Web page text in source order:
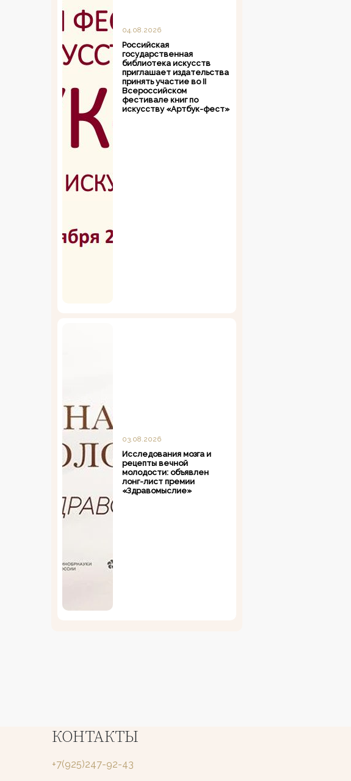
04.08.2026
Российская
государственная
библиотека искусств
приглашает издательства
принять участие во II
Всероссийском
фестивале книг по
искусству «Артбук-фест»
03.08.2026
Исследования мозга и
рецепты вечной
молодости: объявлен
лонг-лист премии
«Здравомыслие»
КОНТАКТЫ
+7(925)247-92-43